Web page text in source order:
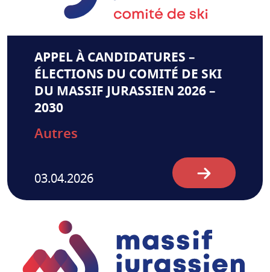
APPEL À CANDIDATURES –
ÉLECTIONS DU COMITÉ DE SKI
DU MASSIF JURASSIEN 2026 –
2030
Autres
03.04.2026